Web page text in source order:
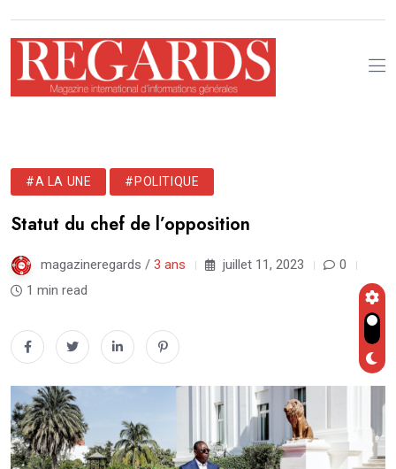
#A LA UNE #POLITIQUE
Statut du chef de l’opposition
magazineregards / 3 ans juillet 11, 2023
0
1 min read